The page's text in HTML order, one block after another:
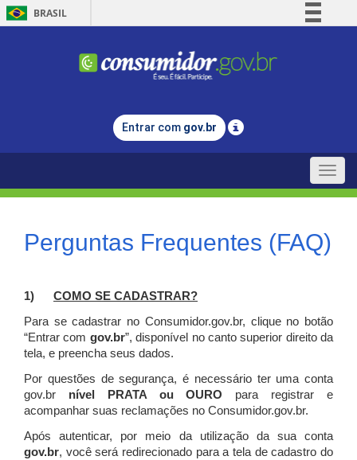
BRASIL
Comunica BR
Legislação
Entrar com gov.br
Toggle
Perguntas Frequentes (FAQ)
1) COMO SE CADASTRAR?
Para se cadastrar no Consumidor.gov.br, clique no botão
“Entrar com gov.br”, disponível no canto superior direito da
tela, e preencha seus dados.
Por questões de segurança, é necessário ter uma conta
gov.br nível PRATA ou OURO para registrar e
acompanhar suas reclamações no Consumidor.gov.br.
Após autenticar, por meio da utilização da sua conta
gov.br, você será redirecionado para a tela de cadastro do